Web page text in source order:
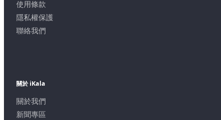
使用條款
隱私權保護
聯絡我們
關於 iKala
關於我們
新聞專區